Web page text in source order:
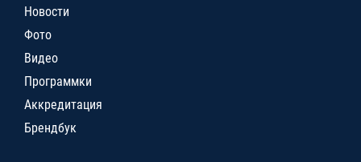
Новости
Фото
Видео
Программки
Аккредитация
Брендбук